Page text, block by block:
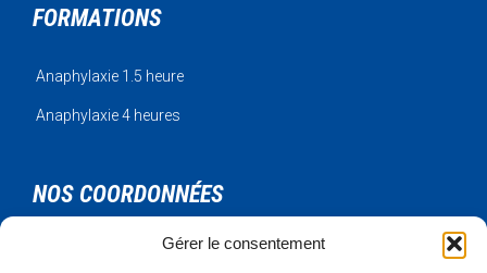
Gérer le consentement
FORMATIONS
Anaphylaxie 1.5 heure
Anaphylaxie 4 heures
NOS COORDONNÉES
Urgence Bois-Francs Inc.